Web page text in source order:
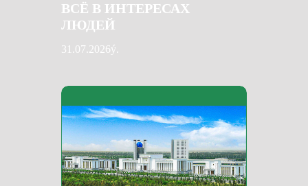
ВСЁ В ИНТЕРЕСАХ
ЛЮДЕЙ
31.07.2026ý.